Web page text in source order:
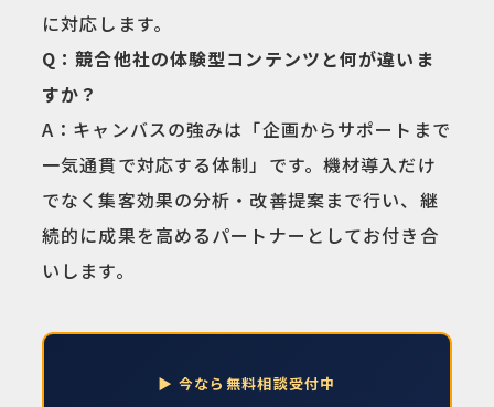
に対応します。
Q：競合他社の体験型コンテンツと何が違いま
すか？
A：キャンバスの強みは「企画からサポートまで
一気通貫で対応する体制」です。機材導入だけ
でなく集客効果の分析・改善提案まで行い、継
続的に成果を高めるパートナーとしてお付き合
いします。
▶ 今なら無料相談受付中